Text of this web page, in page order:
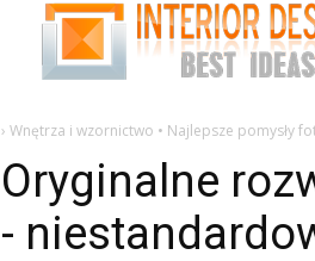
rozwiązania
dla
małej
kuchni
-
› Wnętrza i wzornictwo • Najlepsze pomysły
Oryginalne
-